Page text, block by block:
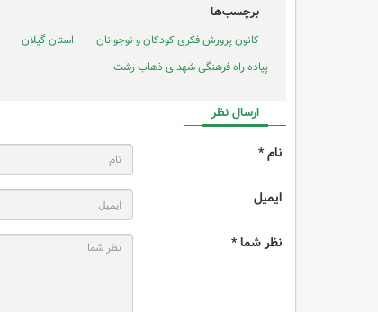
برچسب‌ها
کانون پرورش فکری کودکان و نوجوانان استان گیلان
پیاده راه فرهنگی شهدای ذهاب رشت
ارسال نظر
نام *
ایمیل
نظر شما *